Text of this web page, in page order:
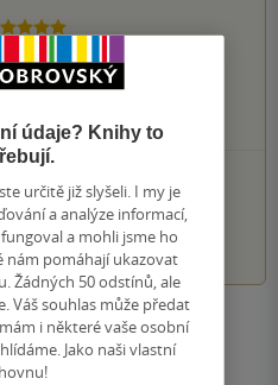
5 hvězdiček
3 hvězdičky
KNIHY
5
hodnocení
údaje? Knihy to
určitě již slyšeli. I my je
a analýze informací,
a mohli jsme ho
nám pomáhají ukazovat
Žádných 50 odstínů, ale
Váš souhlas může předat
i některé vaše osobní
Jako naši vlastní